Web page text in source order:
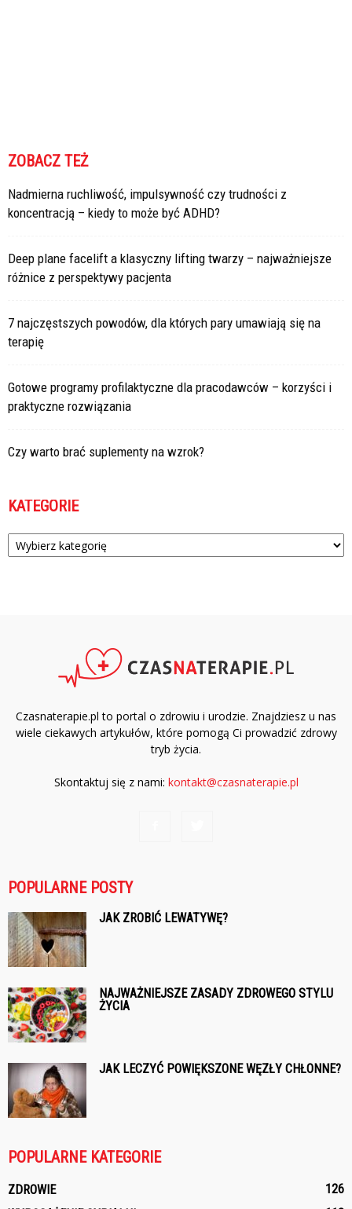
ZOBACZ TEŻ
Nadmierna ruchliwość, impulsywność czy trudności z
koncentracją – kiedy to może być ADHD?
Deep plane facelift a klasyczny lifting twarzy – najważniejsze
różnice z perspektywy pacjenta
7 najczęstszych powodów, dla których pary umawiają się na
terapię
Gotowe programy profilaktyczne dla pracodawców – korzyści i
praktyczne rozwiązania
Czy warto brać suplementy na wzrok?
KATEGORIE
Kategorie
Czasnaterapie.pl to portal o zdrowiu i urodzie. Znajdziesz u nas
wiele ciekawych artykułów, które pomogą Ci prowadzić zdrowy
tryb życia.
Skontaktuj się z nami: kontakt@czasnaterapie.pl
POPULARNE POSTY
JAK ZROBIĆ LEWATYWĘ?
NAJWAŻNIEJSZE ZASADY ZDROWEGO STYLU
ŻYCIA
JAK LECZYĆ POWIĘKSZONE WĘZŁY CHŁONNE?
POPULARNE KATEGORIE
ZDROWIE
126